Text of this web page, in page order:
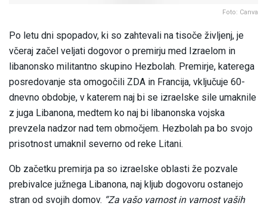
Foto: Canva
Po letu dni spopadov, ki so zahtevali na tisoče življenj, je
včeraj začel veljati dogovor o premirju med Izraelom in
libanonsko militantno skupino Hezbolah. Premirje, katerega
posredovanje sta omogočili ZDA in Francija, vključuje 60-
dnevno obdobje, v katerem naj bi se izraelske sile umaknile
z juga Libanona, medtem ko naj bi libanonska vojska
prevzela nadzor nad tem območjem. Hezbolah pa bo svojo
prisotnost umaknil severno od reke Litani.
Ob začetku premirja pa so izraelske oblasti že pozvale
prebivalce južnega Libanona, naj kljub dogovoru ostanejo
stran od svojih domov. “Za vašo varnost in varnost vaših